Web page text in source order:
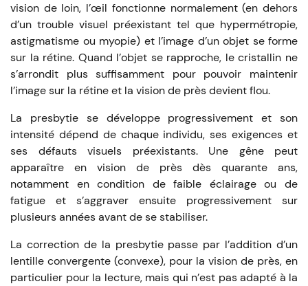
vision de loin, l’œil fonctionne normalement (en dehors
d’un trouble visuel préexistant tel que hypermétropie,
astigmatisme ou myopie) et l’image d’un objet se forme
sur la rétine. Quand l’objet se rapproche, le cristallin ne
s’arrondit plus suffisamment pour pouvoir maintenir
l’image sur la rétine et la vision de près devient flou.
La presbytie se développe progressivement et son
intensité dépend de chaque individu, ses exigences et
ses défauts visuels préexistants. Une gêne peut
apparaître en vision de près dès quarante ans,
notamment en condition de faible éclairage ou de
fatigue et s’aggraver ensuite progressivement sur
plusieurs années avant de se stabiliser.
La correction de la presbytie passe par l’addition d’un
lentille convergente (convexe), pour la vision de près, en
particulier pour la lecture, mais qui n’est pas adapté à la